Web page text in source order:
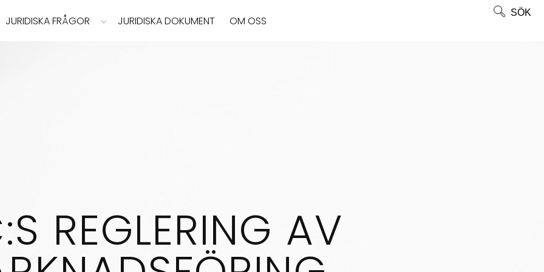
JURIDISKA FRÅGOR JURIDISKA DOKUMENT OM OSS
SÖK
REGLERING AV